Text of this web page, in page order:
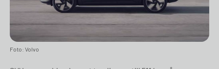
Foto: Volvo